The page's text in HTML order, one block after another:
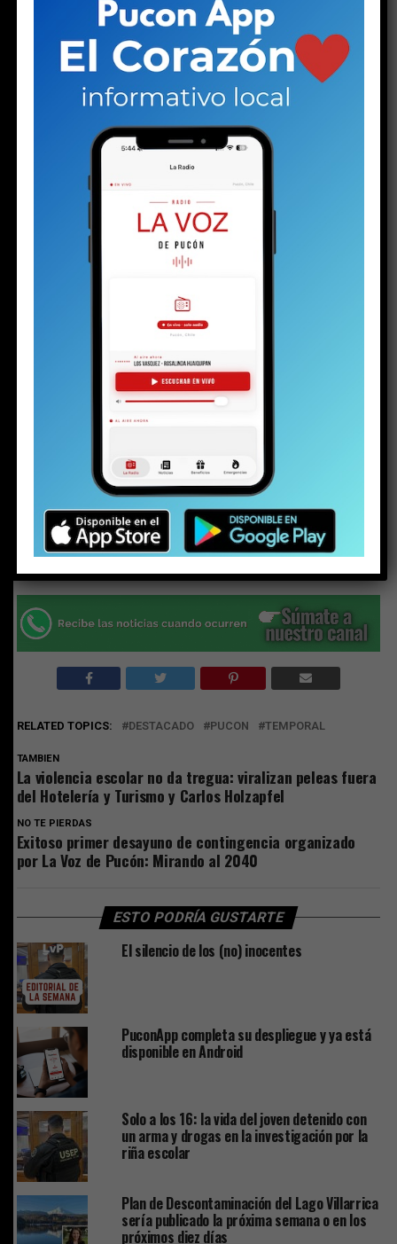
14 casas complicadas por los efectos del agua en
diversos sectores como en la Cordillera Alta y Baja,
pasaje Chiguayante y Camino Internacional. Entre
los caminos, lo más complicado es en la Subida
Krause en Los Riscos, donde la lluvia dejó grietas de
trabaja el equipo de la Unidad de Gestión de Riesgos y
Desastres de la municipalidad, liderada por Esteban
Backit, quien ha estado frente a la contingencia desde
que comenzó el lunes.
Alcalde y el temporal
Share this:
Facebook X
RELATED TOPICS: DESTACADO PUCON TEMPORAL
TAMBIEN
La violencia escolar no da tregua: viralizan peleas fuera
del Hotelería y Turismo y Carlos Holzapfel
NO TE PIERDAS
Exitoso primer desayuno de contingencia organizado
por La Voz de Pucón: Mirando al 2040
ESTO PODRÍA GUSTARTE
El silencio de los (no) inocentes
PuconApp completa su despliegue y ya está
disponible en Android
Solo a los 16: la vida del joven detenido con
un arma y drogas en la investigación por la
riña escolar
Plan de Descontaminación del Lago Villarrica
sería publicado la próxima semana o en los
próximos diez días